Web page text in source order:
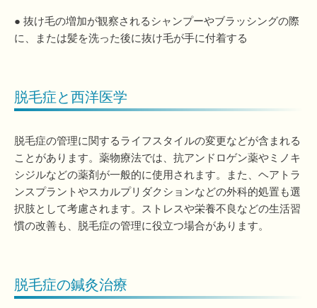
● 抜け毛の増加が観察されるシャンプーやブラッシングの際
に、または髪を洗った後に抜け毛が手に付着する
脱毛症と西洋医学
脱毛症の管理に関するライフスタイルの変更などが含まれる
ことがあります。薬物療法では、抗アンドロゲン薬やミノキ
シジルなどの薬剤が一般的に使用されます。また、ヘアトラ
ンスプラントやスカルプリダクションなどの外科的処置も選
択肢として考慮されます。ストレスや栄養不良などの生活習
慣の改善も、脱毛症の管理に役立つ場合があります。
脱毛症の鍼灸治療